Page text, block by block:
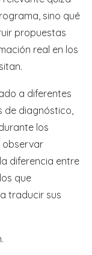
sino qué
propuestas
real en los
a diferentes
de diagnóstico,
los
observar
diferencia entre
que
traducir sus